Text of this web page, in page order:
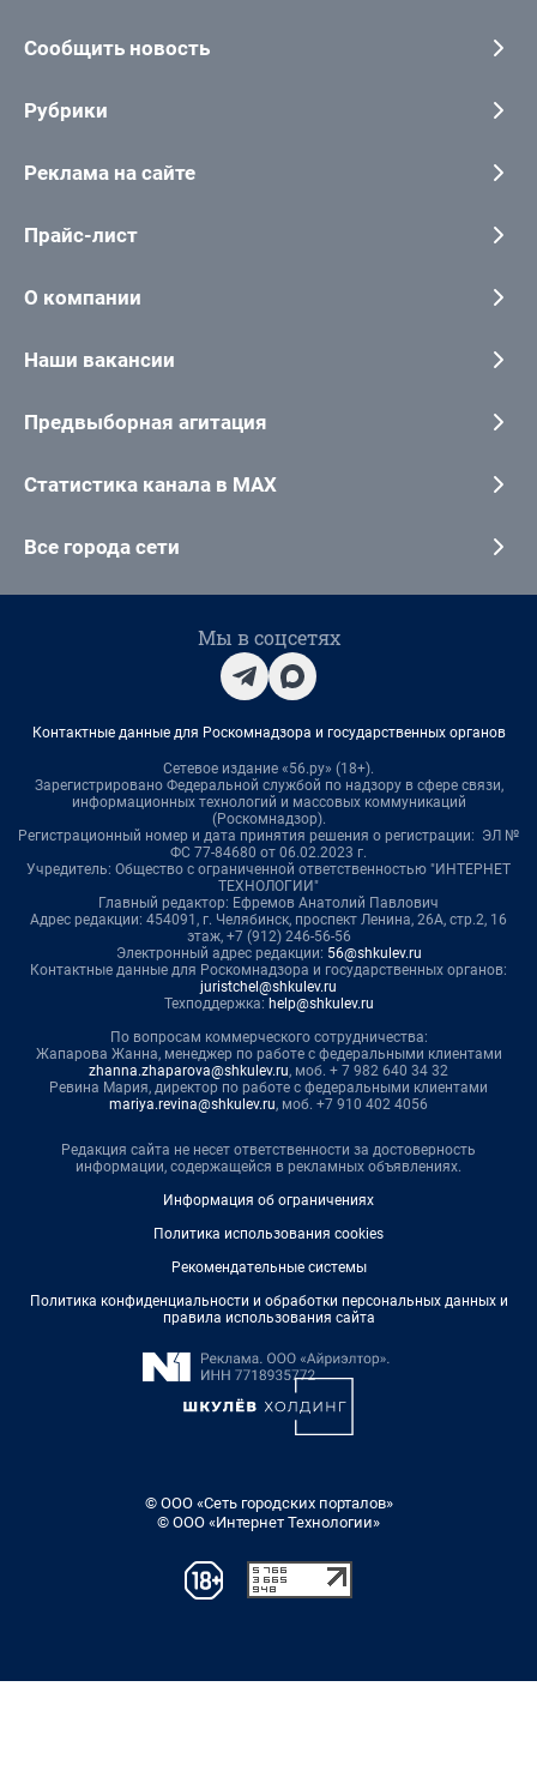
Сообщить новость
Рубрики
Реклама на сайте
Прайс-лист
О компании
Наши вакансии
Предвыборная агитация
Статистика канала в MAX
Все города сети
Мы в соцсетях
Контактные данные для Роскомнадзора и государственных органов
Сетевое издание «56.ру» (18+).
Зарегистрировано Федеральной службой по надзору в сфере связи,
информационных технологий и массовых коммуникаций
(Роскомнадзор).
Регистрационный номер и дата принятия решения о регистрации: ЭЛ №
ФС 77-84680 от 06.02.2023 г.
Учредитель: Общество с ограниченной ответственностью "ИНТЕРНЕТ
ТЕХНОЛОГИИ"
Главный редактор: Ефремов Анатолий Павлович
Адрес редакции: 454091, г. Челябинск, проспект Ленина, 26А, стр.2, 16
этаж, +7 (912) 246-56-56
Электронный адрес редакции: 56@shkulev.ru
Контактные данные для Роскомнадзора и государственных органов:
juristchel@shkulev.ru
Техподдержка: help@shkulev.ru
По вопросам коммерческого сотрудничества:
Жапарова Жанна, менеджер по работе с федеральными клиентами
zhanna.zhaparova@shkulev.ru, моб. + 7 982 640 34 32
Ревина Мария, директор по работе с федеральными клиентами
mariya.revina@shkulev.ru, моб. +7 910 402 4056
Редакция сайта не несет ответственности за достоверность
информации, содержащейся в рекламных объявлениях.
Информация об ограничениях
Политика использования cookies
Рекомендательные системы
Политика конфиденциальности и обработки персональных данных и
правила использования сайта
© ООО «Сеть городских порталов»
© ООО «Интернет Технологии»